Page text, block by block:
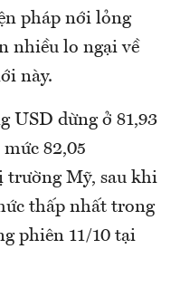
pháp nới lỏng
nhiều lo ngại về
này.
USD dừng ở 81,93
82,05
trường Mỹ, sau khi
thấp nhất trong
phiên 11/10 tại